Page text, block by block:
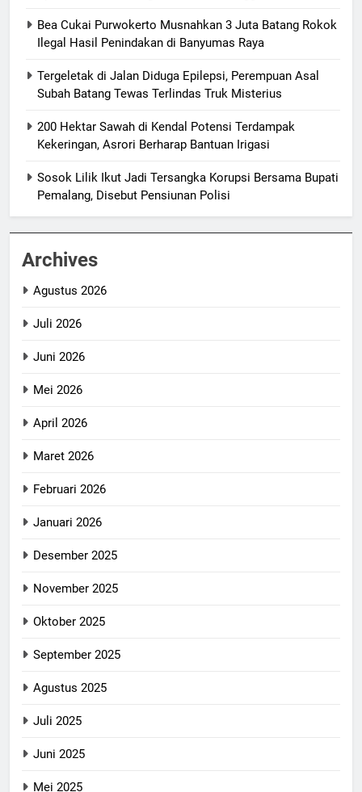
Bea Cukai Purwokerto Musnahkan 3 Juta Batang Rokok
Ilegal Hasil Penindakan di Banyumas Raya
Tergeletak di Jalan Diduga Epilepsi, Perempuan Asal
Subah Batang Tewas Terlindas Truk Misterius
200 Hektar Sawah di Kendal Potensi Terdampak
Kekeringan, Asrori Berharap Bantuan Irigasi
Sosok Lilik Ikut Jadi Tersangka Korupsi Bersama Bupati
Pemalang, Disebut Pensiunan Polisi
Archives
Agustus 2026
Juli 2026
Juni 2026
Mei 2026
April 2026
Maret 2026
Februari 2026
Januari 2026
Desember 2025
November 2025
Oktober 2025
September 2025
Agustus 2025
Juli 2025
Juni 2025
Mei 2025